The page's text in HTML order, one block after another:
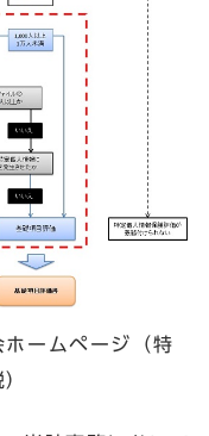
ームページ（特